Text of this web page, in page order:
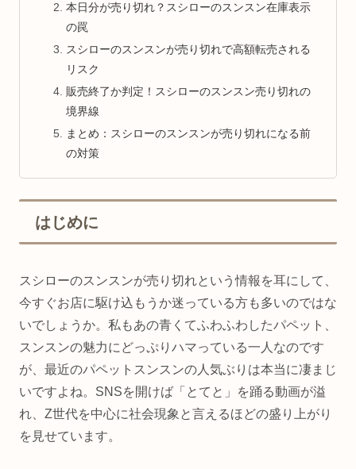
本日分が売り切れ？スシローのスンスン在庫表示
の罠
スシローのスンスンが売り切れで高額転売される
リスク
販売終了か判定！スシローのスンスン売り切れの
境界線
まとめ：スシローのスンスンが売り切れになる前
の対策
はじめに
スシローのスンスンが売り切れという情報を耳にして、
今すぐお店に駆け込もうか迷っている方も多いのではな
いでしょうか。私もあの青くてふわふわしたパペット、
スンスンの魅力にどっぷりハマっている一人なのです
が、最近のパペットスンスンの人気ぶりは本当に凄まじ
いですよね。SNSを開けば「とてと」を踊る動画が溢
れ、Z世代を中心に社会現象と言えるほどの盛り上がり
を見せています。